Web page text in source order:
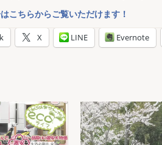
こちらからご覧いただけます！
X LINE Evernote